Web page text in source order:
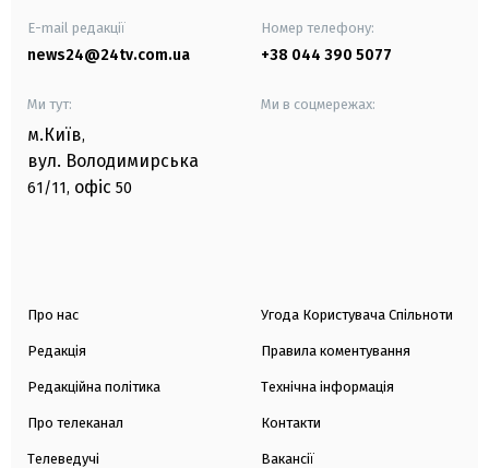
E-mail редакції
news24@24tv.com.ua
Номер телефону:
+38 044 390 5077
Ми тут:
м.Київ,
вул. Володимирська
61/11, офіс 50
Ми в соцмережах:
Про нас
Редакція
Редакційна політика
Про телеканал
Телеведучі
Угода Користувача Спільноти
Правила коментування
Технічна інформація
Контакти
Вакансії